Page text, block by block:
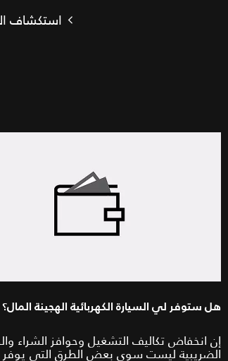
استكشاف
هل ستوفر لي السيارة الكهربائية الهجينة المال؟
إن انخفاض تكاليف التشغيل وحوافز الشراء
الضريبية ليست سوى بعض الطرق التي يوفر